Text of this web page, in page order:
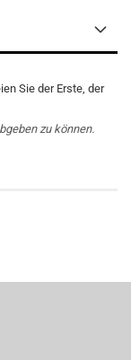
Sie der Erste, der
zu können.